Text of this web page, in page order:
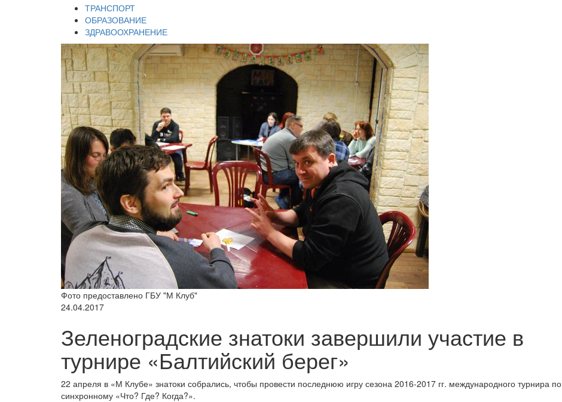
ТРАНСПОРТ
ОБРАЗОВАНИЕ
ЗДРАВООХРАНЕНИЕ
Фото предоставлено ГБУ "М Клуб"
24.04.2017
Зеленоградские знатоки завершили участие в
турнире «Балтийский берег»
22 апреля в «М Клубе» знатоки собрались, чтобы провести последнюю игру сезона 2016-2017 гг. международного турнира по
синхронному «Что? Где? Когда?».